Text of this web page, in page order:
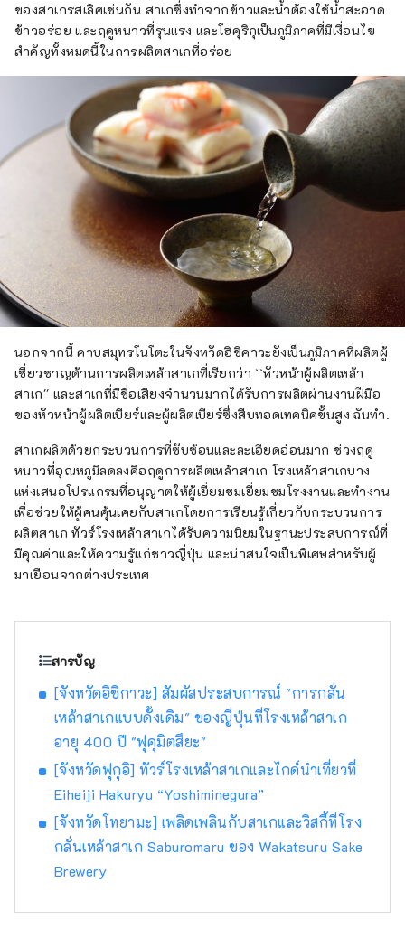
ของสาเกรสเลิศเช่นกัน สาเกซึ่งทำจากข้าวและน้ำต้องใช้น้ำสะอาด
ข้าวอร่อย และฤดูหนาวที่รุนแรง และโฮคุริกุเป็นภูมิภาคที่มีเงื่อนไข
สำคัญทั้งหมดนี้ในการผลิตสาเกที่อร่อย
นอกจากนี้ คาบสมุทรโนโตะในจังหวัดอิชิคาวะยังเป็นภูมิภาคที่ผลิตผู้
เชี่ยวชาญด้านการผลิตเหล้าสาเกที่เรียกว่า ``หัวหน้าผู้ผลิตเหล้า
สาเก'' และสาเกที่มีชื่อเสียงจำนวนมากได้รับการผลิตผ่านงานฝีมือ
ของหัวหน้าผู้ผลิตเบียร์และผู้ผลิตเบียร์ซึ่งสืบทอดเทคนิคขั้นสูง ฉันทำ.
สาเกผลิตด้วยกระบวนการที่ซับซ้อนและละเอียดอ่อนมาก ช่วงฤดู
หนาวที่อุณหภูมิลดลงคือฤดูการผลิตเหล้าสาเก โรงเหล้าสาเกบาง
แห่งเสนอโปรแกรมที่อนุญาตให้ผู้เยี่ยมชมเยี่ยมชมโรงงานและทำงาน
เพื่อช่วยให้ผู้คนคุ้นเคยกับสาเกโดยการเรียนรู้เกี่ยวกับกระบวนการ
ผลิตสาเก ทัวร์โรงเหล้าสาเกได้รับความนิยมในฐานะประสบการณ์ที่
มีคุณค่าและให้ความรู้แก่ชาวญี่ปุ่น และน่าสนใจเป็นพิเศษสำหรับผู้
มาเยือนจากต่างประเทศ
สารบัญ
[จังหวัดอิชิกาวะ] สัมผัสประสบการณ์ "การกลั่น
เหล้าสาเกแบบดั้งเดิม" ของญี่ปุ่นที่โรงเหล้าสาเก
อายุ 400 ปี "ฟุคุมิตสึยะ"
[จังหวัดฟุกุอิ] ทัวร์โรงเหล้าสาเกและไกด์นำเที่ยวที่
Eiheiji Hakuryu “Yoshiminegura”
[จังหวัดโทยามะ] เพลิดเพลินกับสาเกและวิสกี้ที่โรง
กลั่นเหล้าสาเก Saburomaru ของ Wakatsuru Sake
Brewery